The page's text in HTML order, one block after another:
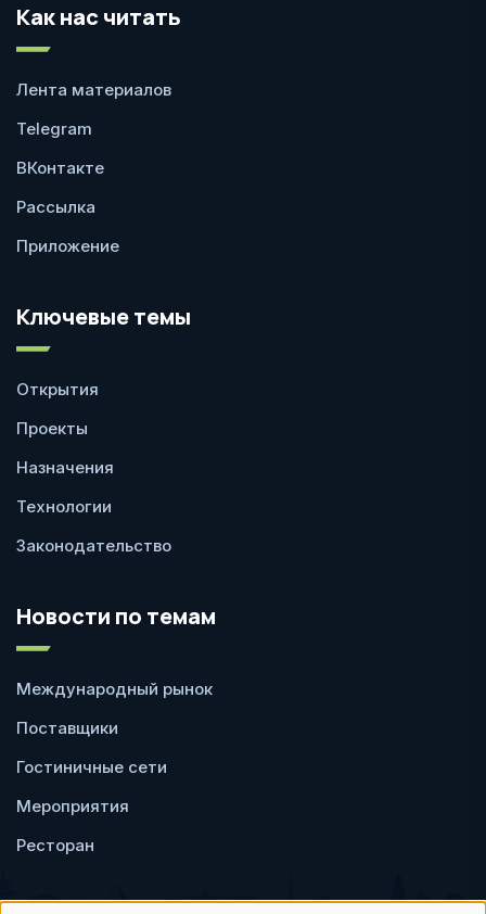
Как нас читать
Лента материалов
Telegram
ВКонтакте
Рассылка
Приложение
Ключевые темы
Открытия
Проекты
Назначения
Технологии
Законодательство
Новости по темам
Международный рынок
Поставщики
Гостиничные сети
Мероприятия
Ресторан